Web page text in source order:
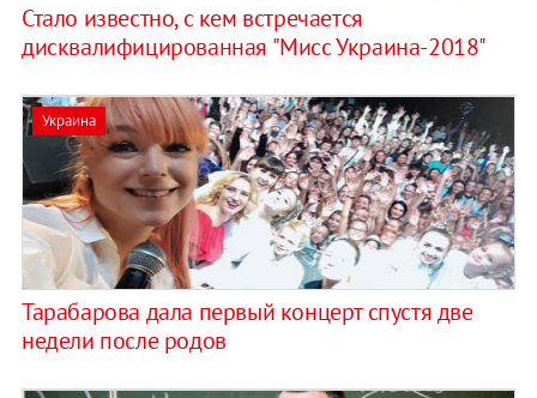
Стало известно, с кем встречается
дисквалифицированная "Мисс Украина-2018"
Украина
Тарабарова дала первый концерт спустя две
недели после родов